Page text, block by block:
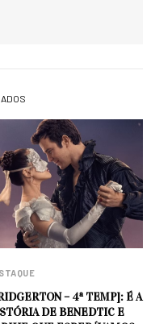
– 4ª TEMP]: É A
DE BENEDTIC E